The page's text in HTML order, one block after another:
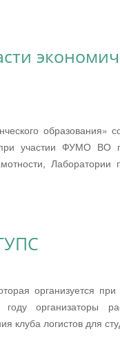
образования»
при участии ФУМО
Лаборатории
организуется
организаторы
клуба логистов для